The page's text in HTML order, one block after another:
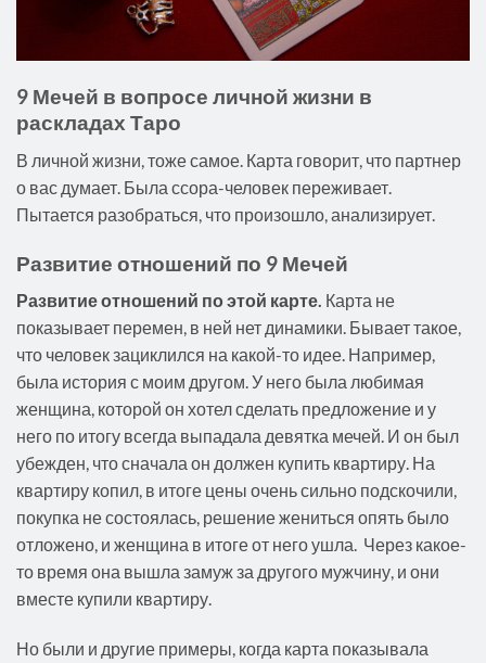
9 Мечей в вопросе личной жизни в
раскладах Таро
В личной жизни, тоже самое. Карта говорит, что партнер
о вас думает. Была ссора-человек переживает.
Пытается разобраться, что произошло, анализирует.
Развитие отношений по 9 Мечей
Развитие отношений по этой карте. Карта не
показывает перемен, в ней нет динамики. Бывает такое,
что человек зациклился на какой-то идее. Например,
была история с моим другом. У него была любимая
женщина, которой он хотел сделать предложение и у
него по итогу всегда выпадала девятка мечей. И он был
убежден, что сначала он должен купить квартиру. На
квартиру копил, в итоге цены очень сильно подскочили,
покупка не состоялась, решение жениться опять было
отложено, и женщина в итоге от него ушла. Через какое-
то время она вышла замуж за другого мужчину, и они
вместе купили квартиру.
Но были и другие примеры, когда карта показывала